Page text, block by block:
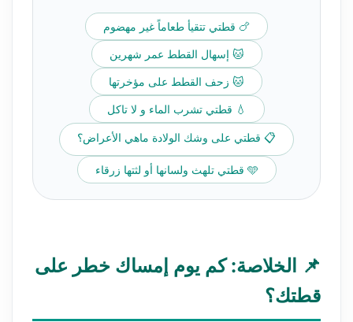
🍗 قطتي تتقيأ طعاماً غير مهضوم
🐱 إسهال القطط عمر شهرين
🐱 زحف القطط على مؤخرتها
💧 قطتي تشرب الماء و لا تاكل
📋 قطتي على وشك الولادة ماهي الأعراض؟
🩵 قطتي تلهث ولسانها أو لثتها زرقاء
📌 الخلاصة: كم يوم إمساك خطر على
قطتك؟